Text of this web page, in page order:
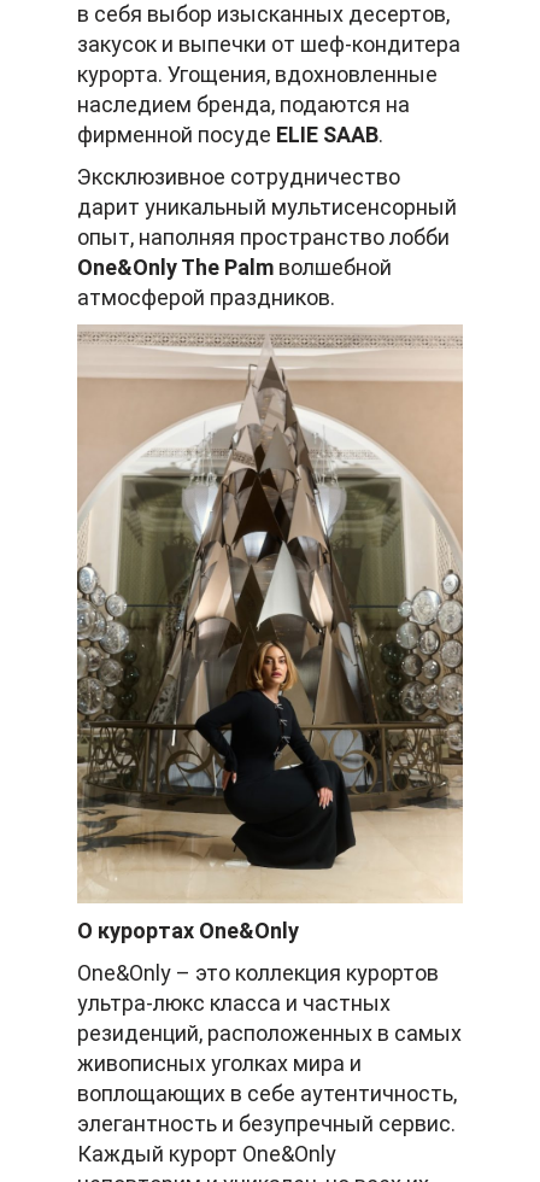
в себя выбор изысканных десертов,
закусок и выпечки от шеф-кондитера
курорта. Угощения, вдохновленные
наследием бренда, подаются на
фирменной посуде ELIE SAAB.
Эксклюзивное сотрудничество
дарит уникальный мультисенсорный
опыт, наполняя пространство лобби
One&Only The Palm волшебной
атмосферой праздников.
О курортах One&Only
One&Only – это коллекция курортов
ультра-люкс класса и частных
резиденций, расположенных в самых
живописных уголках мира и
воплощающих в себе аутентичность,
элегантность и безупречный сервис.
Каждый курорт One&Only